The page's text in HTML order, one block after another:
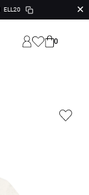
ELL20 ✕
0